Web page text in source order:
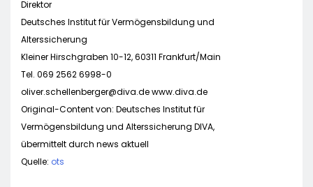
Direktor
Deutsches Institut für Vermögensbildung und
Alterssicherung
Kleiner Hirschgraben 10-12, 60311 Frankfurt/Main
Tel. 069 2562 6998-0
oliver.schellenberger@diva.dewww.diva.de
Original-Content von: Deutsches Institut für
Vermögensbildung und Alterssicherung DIVA,
übermittelt durch news aktuell
Quelle: ots